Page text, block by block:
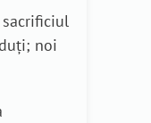
noi